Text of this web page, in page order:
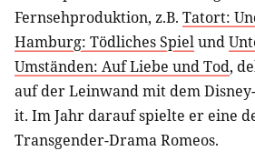
Fernsehproduktion, z.B. Tatort:
Hamburg: Tödliches Spielund
Umständen: Auf Liebe und Tod,
auf der Leinwand mit dem
it. Im Jahr darauf spielte er eine
Transgender-Drama Romeos.